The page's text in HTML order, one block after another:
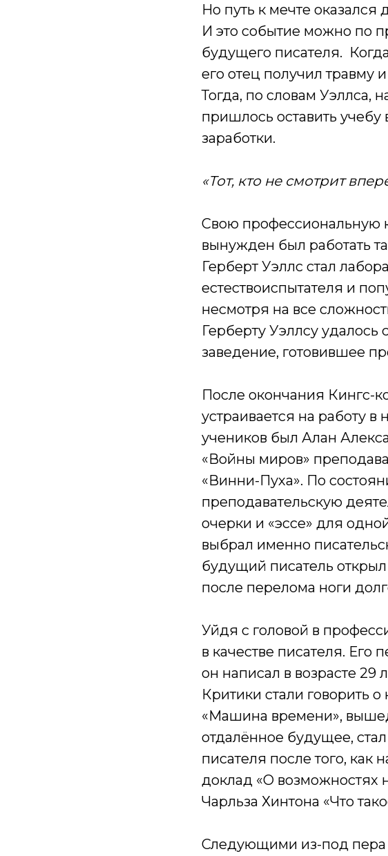
Но путь к мечте оказался
И это событие можно по
будущего писателя.
его отец получил травму
Тогда, по словам Уэллса,
пришлось оставить
заработки.
«Тот, кто не смотрит
Свою профессиональную
вынужден был работать
Герберт Уэллс стал
естествоиспытателя и
несмотря на все
Герберту Уэллсу
заведение, готовившее
После окончания Кингс-
устраивается на работу
учеников был Алан
«Войны миров»
«Винни-Пуха». По
преподавательскую
очерки и «эссе» для
выбрал именно
будущий писатель
после перелома ноги
Уйдя с головой в
в качестве писателя. Его
он написал в возрасте 29
Критики стали говорить
«Машина времени»,
отдалённое будущее,
писателя после того, как
доклад «О возможностях
Чарльза Хинтона «Что
Следующими из-под пера